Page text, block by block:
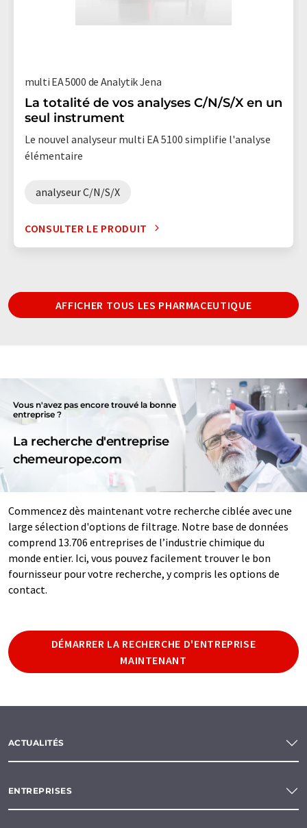
multi EA 5000 de Analytik Jena
La totalité de vos analyses C/N/S/X en un
seul instrument
Le nouvel analyseur multi EA 5100 simplifie l'analyse
élémentaire
analyseur C/N/S/X
CONSULTER LE PRODUIT
AFFICHER TOUS LES PHARMACEUTIQUE
Vous n'avez pas encore trouvé la bonne
entreprise ?
La recherche d'entreprise
chemeurope.com
Commencez dès maintenant votre recherche ciblée avec une
large sélection d'options de filtrage. Notre base de données
comprend 13.706 entreprises de l’industrie chimique du
monde entier. Ici, vous pouvez facilement trouver le bon
fournisseur pour votre recherche, y compris les options de
contact.
DÉMARRER LA RECHERCHE D'ENTREPRISE
MAINTENANT
ACTUALITÉS
ENTREPRISES